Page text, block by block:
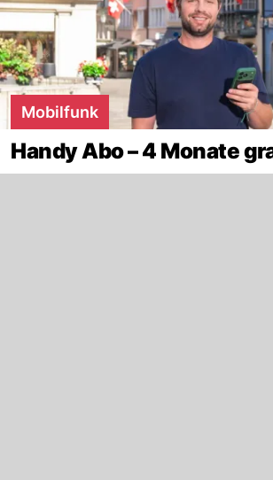
Mobilfunk
Handy Abo – 4 Monate